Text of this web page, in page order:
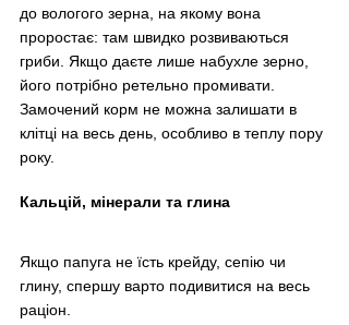
до вологого зерна, на якому вона
проростає: там швидко розвиваються
гриби. Якщо даєте лише набухле зерно,
його потрібно ретельно промивати.
Замочений корм не можна залишати в
клітці на весь день, особливо в теплу пору
року.
Кальцій, мінерали та глина
Якщо папуга не їсть крейду, сепію чи
глину, спершу варто подивитися на весь
раціон.